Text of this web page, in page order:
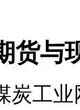
货与
炭工业